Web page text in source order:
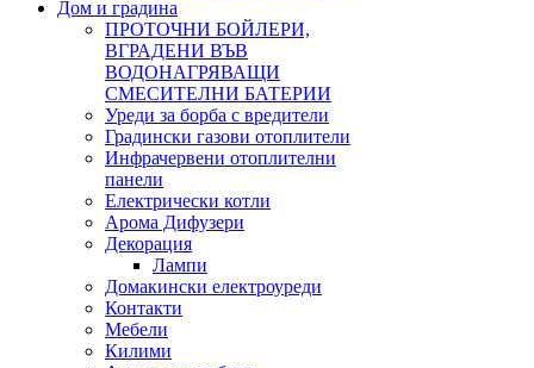
Дом и градина
ПРОТОЧНИ БОЙЛЕРИ,
ВГРАДЕНИ ВЪВ
ВОДОНАГРЯВАЩИ
СМЕСИТЕЛНИ БАТЕРИИ
Уреди за борба с вредители
Градински газови отоплители
Инфрачервени отоплителни
панели
Електрически котли
Арома Дифузери
Декорация
Лампи
Домакински електроуреди
Контакти
Мебели
Килими